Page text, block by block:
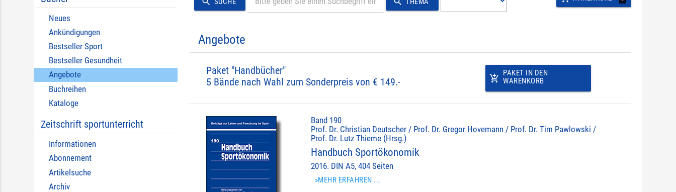
Neues
Ankündigungen
Bestseller Sport
Bestseller Gesundheit
Angebote
Buchreihen
Kataloge
Zeitschrift sportunterricht
Informationen
Abonnement
Artikelsuche
Archiv
Angebote
Paket "Handbücher"
5 Bände nach Wahl zum Sonderpreis von € 149.-
add_shopping_cart
PAKET IN DEN
WARENKORB
Band 190
Prof. Dr. Christian Deutscher / Prof. Dr. Gregor Hovemann / Prof. Dr. Tim Pawlowski /
Prof. Dr. Lutz Thieme (Hrsg.)
Handbuch Sportökonomik
2016. DIN A5, 404 Seiten
»MEHR ERFAHREN ...